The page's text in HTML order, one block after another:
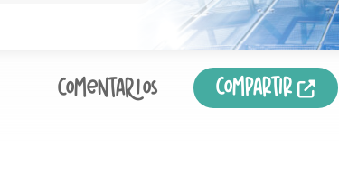
Comentarios Compartir